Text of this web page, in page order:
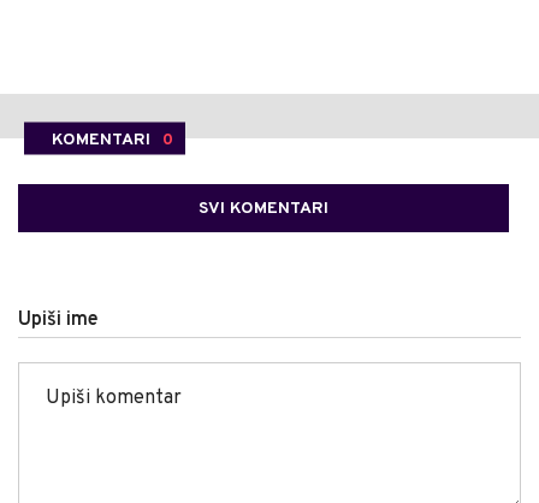
KOMENTARI 0
SVI KOMENTARI
Upiši ime